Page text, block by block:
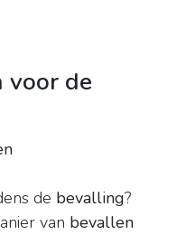
voor de
de bevalling?
van bevallen